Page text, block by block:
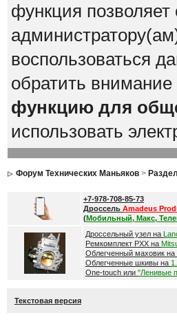
функция
воспользоваться
обратить
функцию для
использовать
Форум Технических Маньяков>
+7-978-708-85-73
Дроссель Amadeus
(Мобильный, Макс,
Дроссельный узел на
Ремкомплект РХХ на
Облегченный маховик на
Облегченные шкивы на
One-touch или "Ленивые
Текстовая версия